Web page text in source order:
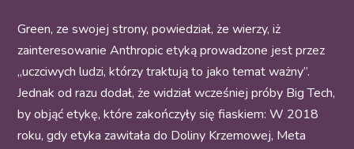
Green, ze swojej strony, powiedział, że wierzy, iż
zainteresowanie Anthropic etyką prowadzone jest przez
„uczciwych ludzi, którzy traktują to jako temat ważny”.
Jednak od razu dodał, że widział wcześniej próby Big Tech,
by objąć etykę, które zakończyły się fiaskiem: W 2018
roku, gdy etyka zawitała do Doliny Krzemowej, Meta